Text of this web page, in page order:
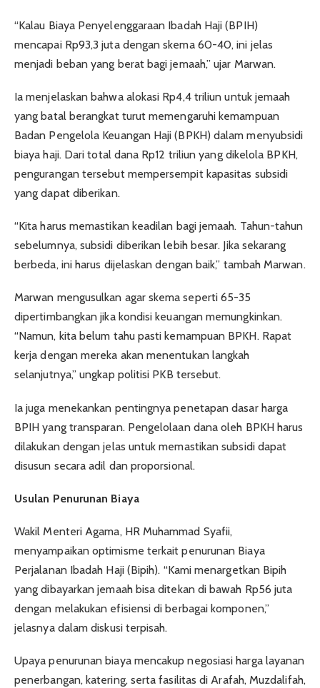
“Kalau Biaya Penyelenggaraan Ibadah Haji (BPIH)
mencapai Rp93,3 juta dengan skema 60-40, ini jelas
menjadi beban yang berat bagi jemaah,” ujar Marwan.
Ia menjelaskan bahwa alokasi Rp4,4 triliun untuk jemaah
yang batal berangkat turut memengaruhi kemampuan
Badan Pengelola Keuangan Haji (BPKH) dalam menyubsidi
biaya haji. Dari total dana Rp12 triliun yang dikelola BPKH,
pengurangan tersebut mempersempit kapasitas subsidi
yang dapat diberikan.
“Kita harus memastikan keadilan bagi jemaah. Tahun-tahun
sebelumnya, subsidi diberikan lebih besar. Jika sekarang
berbeda, ini harus dijelaskan dengan baik,” tambah Marwan.
Marwan mengusulkan agar skema seperti 65-35
dipertimbangkan jika kondisi keuangan memungkinkan.
“Namun, kita belum tahu pasti kemampuan BPKH. Rapat
kerja dengan mereka akan menentukan langkah
selanjutnya,” ungkap politisi PKB tersebut.
Ia juga menekankan pentingnya penetapan dasar harga
BPIH yang transparan. Pengelolaan dana oleh BPKH harus
dilakukan dengan jelas untuk memastikan subsidi dapat
disusun secara adil dan proporsional.
Usulan Penurunan Biaya
Wakil Menteri Agama, HR Muhammad Syafii,
menyampaikan optimisme terkait penurunan Biaya
Perjalanan Ibadah Haji (Bipih). “Kami menargetkan Bipih
yang dibayarkan jemaah bisa ditekan di bawah Rp56 juta
dengan melakukan efisiensi di berbagai komponen,”
jelasnya dalam diskusi terpisah.
Upaya penurunan biaya mencakup negosiasi harga layanan
penerbangan, katering, serta fasilitas di Arafah, Muzdalifah,